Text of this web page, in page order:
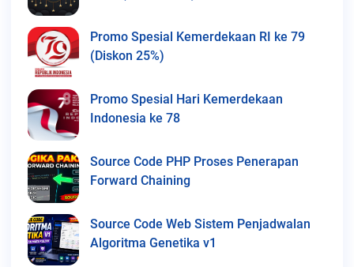
Promo Spesial Kemerdekaan RI ke 79
(Diskon 25%)
Promo Spesial Hari Kemerdekaan
Indonesia ke 78
Source Code PHP Proses Penerapan
Forward Chaining
Source Code Web Sistem Penjadwalan
Algoritma Genetika v1